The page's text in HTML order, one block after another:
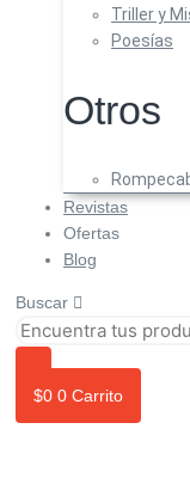
Triller y
Poesías
Otros
Revistas
Ofertas
Blog
Buscar
$0 0 Carrito